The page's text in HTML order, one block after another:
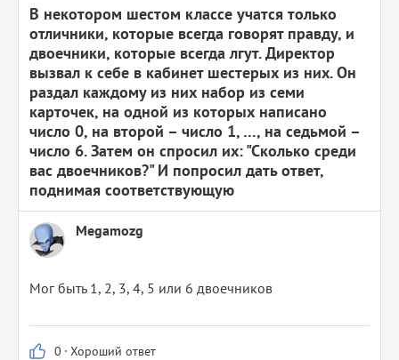
В некотором шестом классе учатся только
отличники, которые всегда говорят правду, и
двоечники, которые всегда лгут. Директор
вызвал к себе в кабинет шестерых из них. Он
раздал каждому из них набор из семи
карточек, на одной из которых написано
число 0, на второй – число 1, …, на седьмой –
число 6. Затем он спросил их: "Сколько среди
вас двоечников?" И попросил дать ответ,
поднимая соответствующую
Megamozg
Мог быть 1, 2, 3, 4, 5 или 6 двоечников
0 · Хороший ответ